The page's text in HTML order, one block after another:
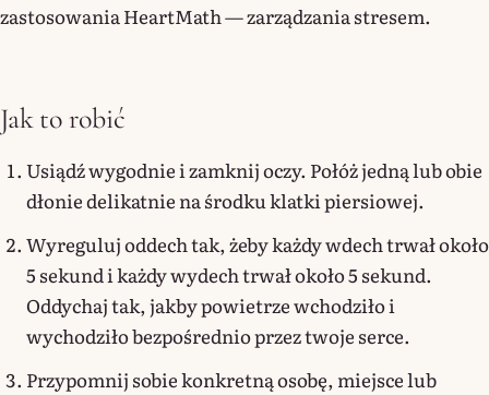
zastosowania HeartMath — zarządzania stresem.
Jak to robić
Usiądź wygodnie i zamknij oczy. Połóż jedną lub obie
dłonie delikatnie na środku klatki piersiowej.
Wyreguluj oddech tak, żeby każdy wdech trwał około
5 sekund i każdy wydech trwał około 5 sekund.
Oddychaj tak, jakby powietrze wchodziło i
wychodziło bezpośrednio przez twoje serce.
Przypomnij sobie konkretną osobę, miejsce lub